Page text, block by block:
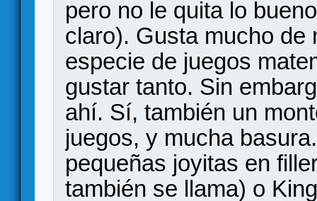
pero no le quita lo
claro). Gusta mucho de
especie de juegos
gustar tanto. Sin
ahí. Sí, también un
juegos, y mucha
pequeñas joyitas en
también se llama) o